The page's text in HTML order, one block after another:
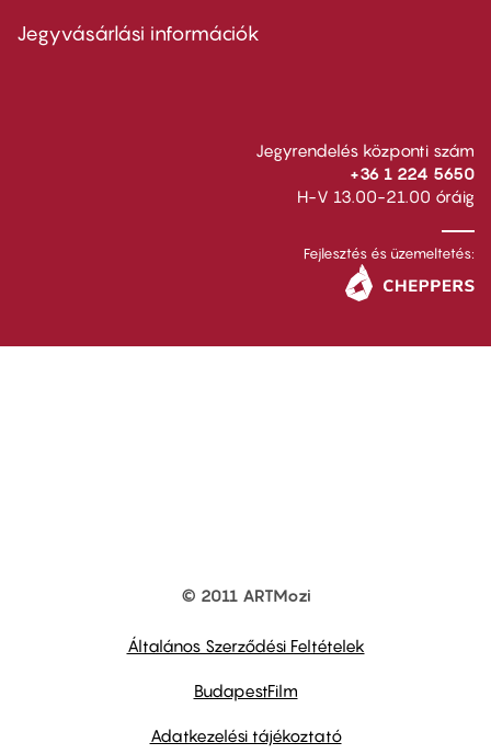
second
Jegyvásárlási információk
Jegyrendelés központi szám
+36 1 224 5650
H-V 13.00-21.00 óráig
Fejlesztés és üzemeltetés:
© 2011 ARTMozi
Általános Szerződési Feltételek
BudapestFilm
Adatkezelési tájékoztató